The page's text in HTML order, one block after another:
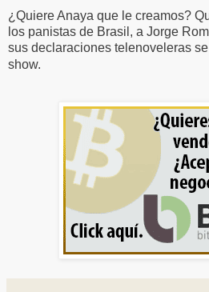
¿Quiere Anaya que le creamos?
los panistas de Brasil, a Jorge
sus declaraciones telenoveleras
show.